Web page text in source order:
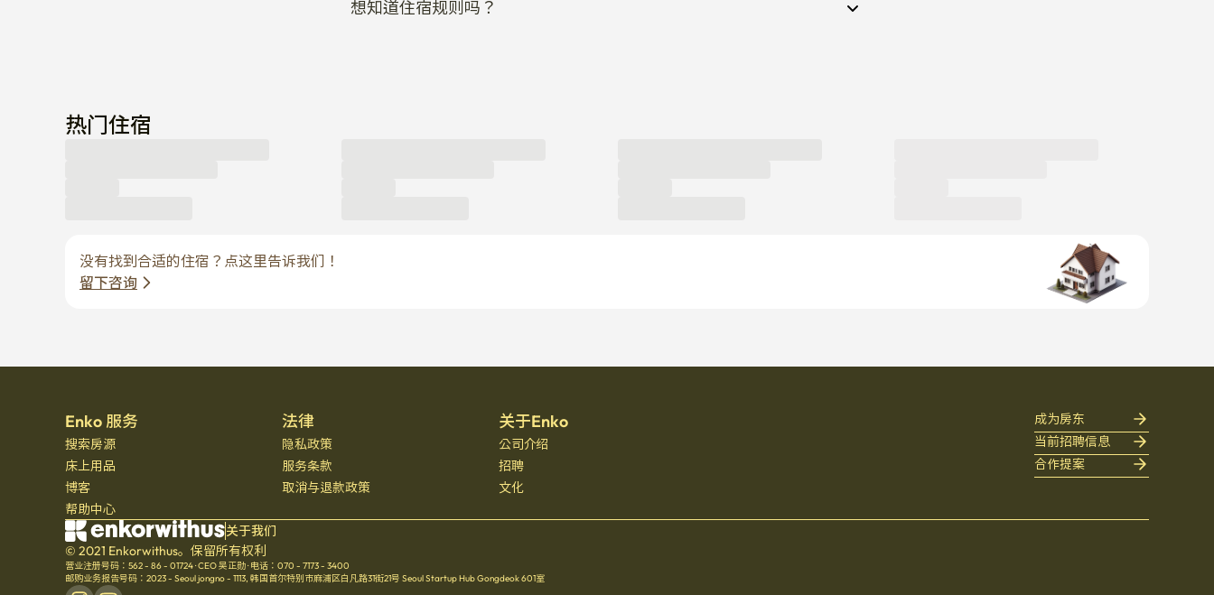
床上用品
博客
帮助中心
服务条款
取消与退款政策
招聘
文化
合作提案
© 2021 Enkorwithus。保留所有权利
营业注册号码：562 - 86 - 01724·CEO 吴正勋·电话：070 - 7173 - 3400
邮购业务报告号码：2023 - Seoul jongno - 1113